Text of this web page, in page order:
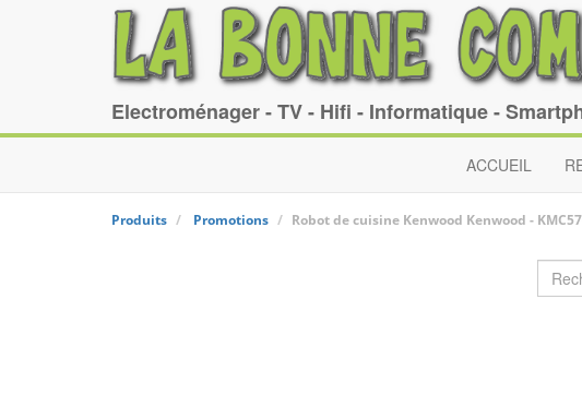
Electroménager - TV - Hifi - Informatique -
ACCUEIL
Produits Promotions Robot de cuisine Kenwood Kenwood -